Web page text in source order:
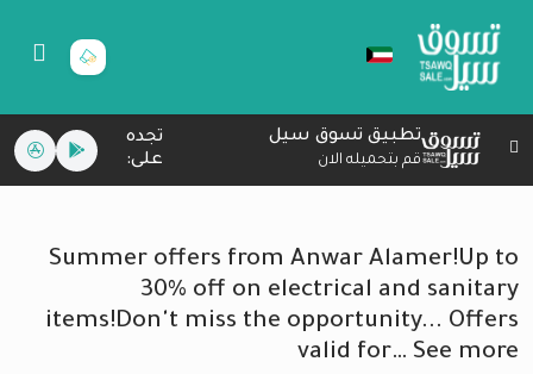
تطبيق تسوق سيل
قم بتحميله الان
تجده
على:
Summer offers from Anwar Alamer!Up to
30% off on electrical and sanitary
items!Don't miss the opportunity... Offers
valid for… See more